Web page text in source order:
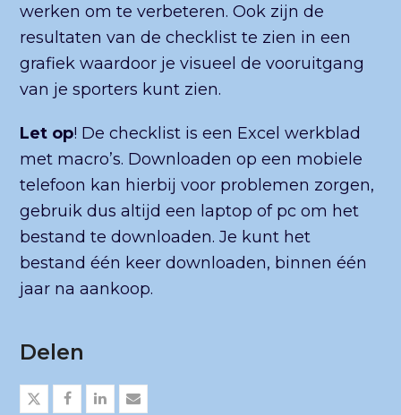
werken om te verbeteren. Ook zijn de
resultaten van de checklist te zien in een
grafiek waardoor je visueel de vooruitgang
van je sporters kunt zien.
Let op! De checklist is een Excel werkblad
met macro’s. Downloaden op een mobiele
telefoon kan hierbij voor problemen zorgen,
gebruik dus altijd een laptop of pc om het
bestand te downloaden. Je kunt het
bestand één keer downloaden, binnen één
jaar na aankoop.
Delen